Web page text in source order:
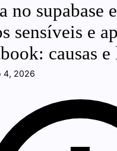
no supabase
sensíveis e
causas e
4, 2026